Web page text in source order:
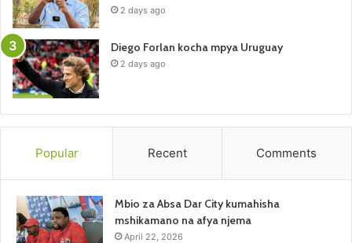
2 days ago
Diego Forlan kocha mpya Uruguay
2 days ago
Popular Recent Comments
Mbio za Absa Dar City kumahisha
mshikamano na afya njema
April 22, 2026